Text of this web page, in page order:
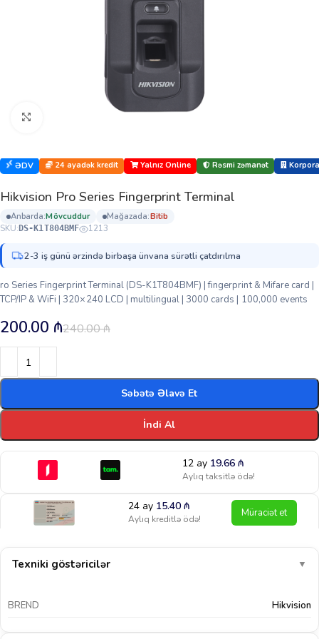
Böyütmək üçün klikləyin
ƏDV 24 ayadək kredit Yalnız Online Rəsmi zəmanət
Hikvision Pro Series Fingerprint Terminal
anbarda: mövcuddur mağazada:
bi̇ti̇b
SKU: DS-K1T804BMF 1213
2-3 iş günü ərzində birbaşa ünvana sürətli çatdırılma
ro Series Fingerprint Terminal (DS-K1T804BMF) | fingerprint & Mifare card |
TCP/IP & WiFi | 320×240 LCD | multilingual | 3000 cards | 100,000 events
240.00₼
200.00 ₼
Səbətə Əlavə Et
İndi Al
12 ay 19.66 ₼
Aylıq taksitlə ödə!
24 ay 15.40₼
Aylıq kreditlə ödə! Müraciət et
Texniki göstəricilər ▼
BREND Hikvision